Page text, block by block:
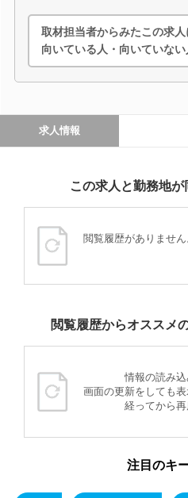
取材担当者からみたこの求人
向いている人・向いていな
求人情報
この求人と勤務地
閲覧履歴がありませ
閲覧履歴からオススメ
情報の読み込
画面の更新をしても
経ってから再
注目のキ